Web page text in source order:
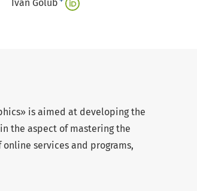
Ivan Golub
is aimed at developing the
the aspect of mastering the
services and programs,